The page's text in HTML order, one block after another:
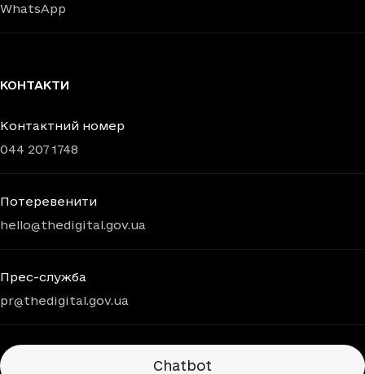
WhatsApp
КОНТАКТИ
Контактний номер
044 207 1748
Потеревенити
hello@thedigital.gov.ua
Прес-служба
pr@thedigital.gov.ua
Chatbots
Chatbot